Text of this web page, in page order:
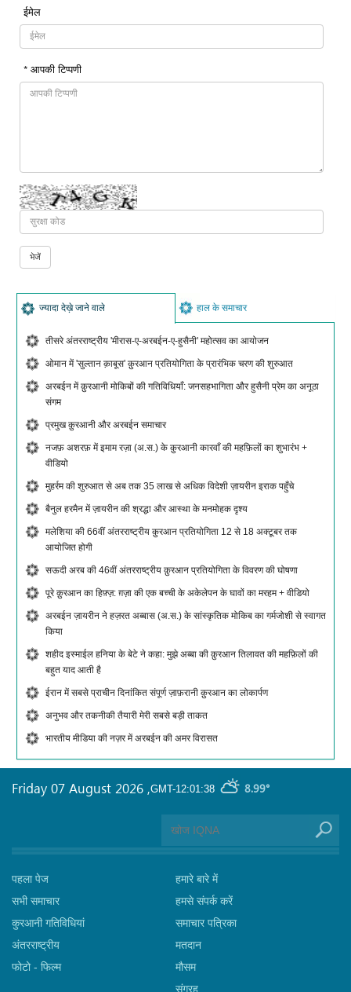
ईमेल
* आपकी टिप्पणी
ज्यादा देख़े जाने वाले हाल के समाचार
तीसरे अंतरराष्ट्रीय 'मीरास-ए-अरबईन-ए-हुसैनी' महोत्सव का आयोजन
ओमान में 'सुल्तान क़ाबूस' क़ुरआन प्रतियोगिता के प्रारंभिक चरण की शुरुआत
अरबईन में क़ुरआनी मोकिबों की गतिविधियाँ: जनसहभागिता और हुसैनी प्रेम का अनूठा
संगम
प्रमुख क़ुरआनी और अरबईन समाचार
नजफ़ अशरफ़ में इमाम रज़ा (अ.स.) के क़ुरआनी कारवाँ की महफ़िलों का शुभारंभ +
वीडियो
मुहर्रम की शुरुआत से अब तक 35 लाख से अधिक विदेशी ज़ायरीन इराक पहुँचे
बैनुल हरमैन में ज़ायरीन की श्रद्धा और आस्था के मनमोहक दृश्य
मलेशिया की 66वीं अंतरराष्ट्रीय क़ुरआन प्रतियोगिता 12 से 18 अक्टूबर तक
आयोजित होगी
सऊदी अरब की 46वीं अंतरराष्ट्रीय क़ुरआन प्रतियोगिता के विवरण की घोषणा
पूरे क़ुरआन का हिफ़्ज़: ग़ज़ा की एक बच्ची के अकेलेपन के घावों का मरहम + वीडियो
अरबईन ज़ायरीन ने हज़रत अब्बास (अ.स.) के सांस्कृतिक मोकिब का गर्मजोशी से स्वागत
किया
शहीद इस्माईल हनिया के बेटे ने कहा: मुझे अब्बा की क़ुरआन तिलावत की महफ़िलों की
बहुत याद आती है
ईरान में सबसे प्राचीन दिनांकित संपूर्ण ज़ाफ़रानी क़ुरआन का लोकार्पण
अनुभव और तकनीकी तैयारी मेरी सबसे बड़ी ताकत
भारतीय मीडिया की नज़र में अरबईन की अमर विरासत
GMT-12:01:38 8.99°
Friday 07 August 2026 ,
पहला पेज
सभी समाचार
कुरआनी गतिविधियां
अंतरराष्ट्रीय
फोटो - फिल्म
हमारे बारे में
हमसे संपर्क करें
समाचार पत्रिका
मतदान
मौसम
संग्रह